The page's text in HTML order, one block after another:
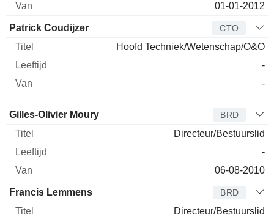
01-01-2012
Patrick Coudijzer CTO
Hoofd Techniek/Wetenschap/O&O
-
-
Bestuurder Titel Leeftijd
Gilles-Olivier Moury BRD
Directeur/Bestuurslid
-
06-08-2010
Francis Lemmens BRD
Directeur/Bestuurslid